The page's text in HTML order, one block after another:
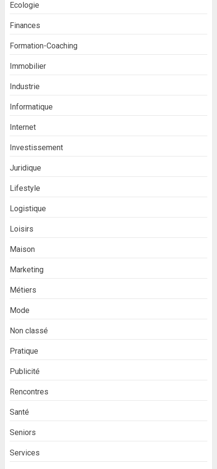
Ecologie
Finances
Formation-Coaching
Immobilier
Industrie
Informatique
Internet
Investissement
Juridique
Lifestyle
Logistique
Loisirs
Maison
Marketing
Métiers
Mode
Non classé
Pratique
Publicité
Rencontres
Santé
Seniors
Services